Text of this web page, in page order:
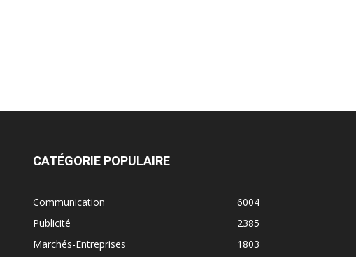
CATÉGORIE POPULAIRE
Communication
6004
Publicité
2385
Marchés-Entreprises
1803